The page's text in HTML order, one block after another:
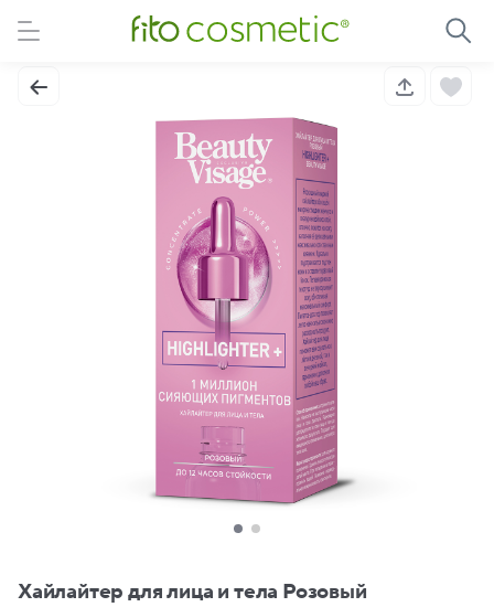
Хайлайтер для лица и тела Розовый